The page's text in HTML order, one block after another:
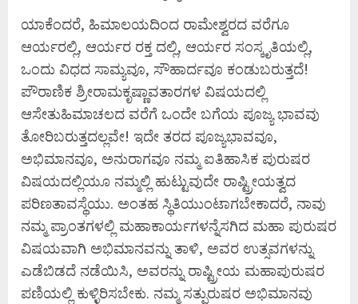
ಯಾಕೆಂದರೆ, ಹಿಮಾಲಯದಿಂದ ರಾಮೇಶ್ವರದ ವರೆಗೂ
ಆರ್ಯರಲ್ಲಿ, ಆರ್ಯರ ರಕ್ತ ದಲ್ಲಿ, ಆರ್ಯರ ಸಂಸ್ಕೃತಿಯಲ್ಲಿ,
ಒಂದು ವಿಧದ ಸಾಮ್ಯವೂ, ಸೌಹಾರ್ದವೂ ಕಂಡುಬರುತ್ತದೆ!
ಪೌರಾಣಿಕ ಶ್ರೀರಾಮಕೃಷ್ಣಾವತಾರಗಳ ವಿಷಯದಲ್ಲಿ
ಆಸೇತುಹಿಮಾಚಲದ ವರೆಗೆ ಒಂದೇ ಬಗೆಯ ಪೂಜ್ಯ ಭಾವವು
ತೋರಿಬರುತ್ತದಲ್ಲವೇ! ಇದೇ ತರದ ಪೂಜ್ಯಭಾವವೂ,
ಅಭಿಮಾನವೂ, ಅನುರಾಗವೂ ನಮ್ಮ ಐತಿಹಾಸಿಕ ಪುರುಷರ
ವಿಷಯದಲ್ಲಿಯೂ ನಮ್ಮಲ್ಲಿ ಹುಟ್ಟುವುದೇ ರಾಷ್ಟ್ರೀಯತ್ವದ
ಪರಿಣತಾವಸ್ಥೆಯು. ಅಂತಹ ಸ್ಥಿತಿಯುಂಟಾಗಬೇಕಾದರೆ, ನಾವು
ನಮ್ಮ ಪ್ರಾಂತಗಳಲ್ಲಿ ಮಹಾಕಾರ್ಯಗಳನ್ನೆಸಗಿದ ಮಹಾ ಪುರುಷರ
ವಿಷಯವಾಗಿ ಅಭಿಮಾನವನ್ನು ತಾಳಿ, ಅವರ ಉತ್ಸವಗಳನ್ನು
ಎಡೆಬಿಡದೆ ನಡೆಯಿಸಿ, ಅವರನ್ನು ರಾಷ್ಟ್ರೀಯ ಮಹಾಪುರುಷರ
ಪಣಿಯಲ್ಲಿ ಕುಳ್ಳಿರಿಸಬೇಕು. ನಮ್ಮ ಸತ್ಪುರುಷರ ಅಭಿಮಾನವು